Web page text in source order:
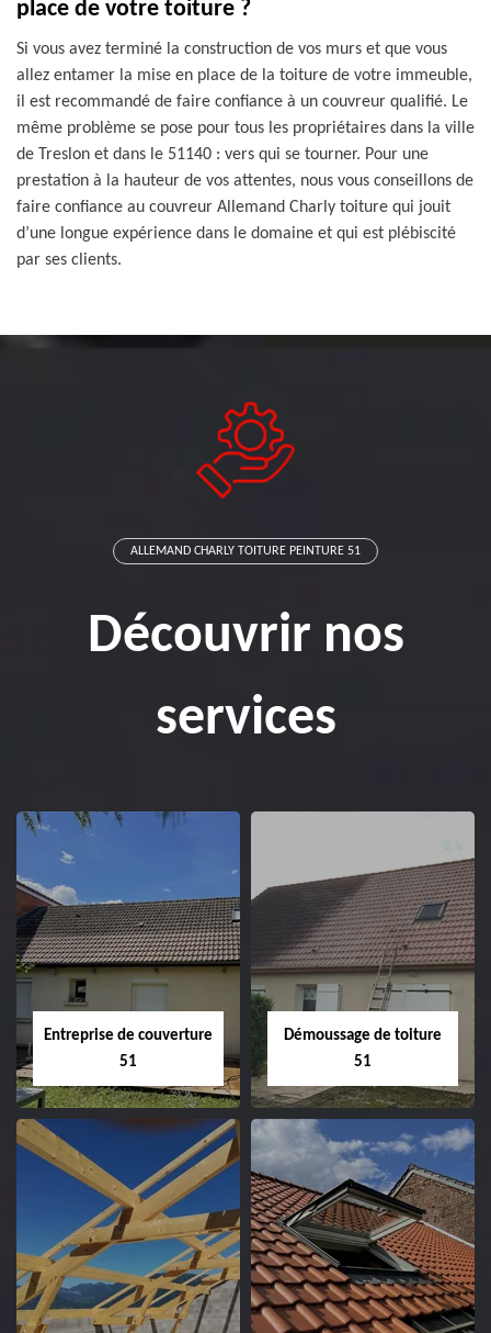
place de votre toiture ?
Si vous avez terminé la construction de vos murs et que vous
allez entamer la mise en place de la toiture de votre immeuble,
il est recommandé de faire confiance à un couvreur qualifié. Le
même problème se pose pour tous les propriétaires dans la ville
de Treslon et dans le 51140 : vers qui se tourner. Pour une
prestation à la hauteur de vos attentes, nous vous conseillons de
faire confiance au couvreur Allemand Charly toiture qui jouit
d’une longue expérience dans le domaine et qui est plébiscité
par ses clients.
ALLEMAND CHARLY TOITURE PEINTURE 51
Découvrir nos
services
Entreprise de couverture
51
Entreprise de
couverture 51
Démoussage de toiture
51
Démoussage de
toiture 51